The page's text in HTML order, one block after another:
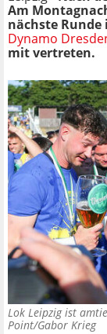
Am
nächste Runde
Dynamo
mit vertreten.
Lok Leipzig ist
Point/Gabor Krieg